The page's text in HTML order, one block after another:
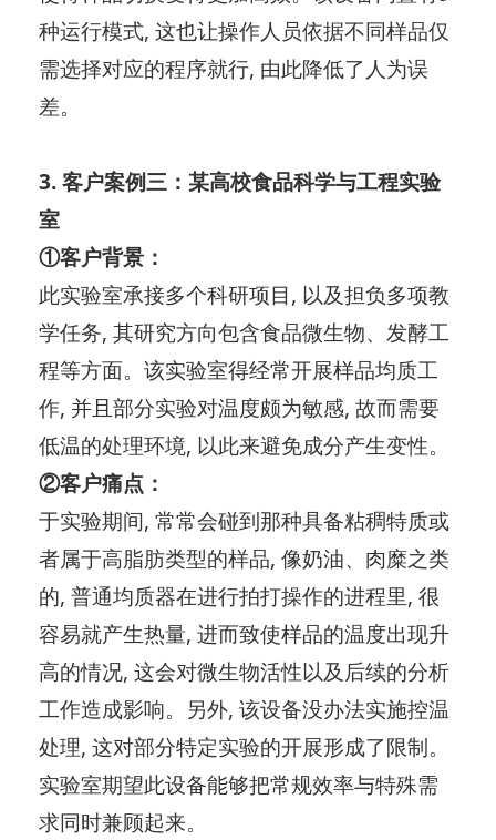
种运行模式, 这也让操作人员依据不同样品仅
需选择对应的程序就行, 由此降低了人为误
差。
3. 客户案例三：某高校食品科学与工程实验
室
①客户背景：
此实验室承接多个科研项目, 以及担负多项教
学任务, 其研究方向包含食品微生物、发酵工
程等方面。该实验室得经常开展样品均质工
作, 并且部分实验对温度颇为敏感, 故而需要
低温的处理环境, 以此来避免成分产生变性。
②客户痛点：
于实验期间, 常常会碰到那种具备粘稠特质或
者属于高脂肪类型的样品, 像奶油、肉糜之类
的, 普通均质器在进行拍打操作的进程里, 很
容易就产生热量, 进而致使样品的温度出现升
高的情况, 这会对微生物活性以及后续的分析
工作造成影响。另外, 该设备没办法实施控温
处理, 这对部分特定实验的开展形成了限制。
实验室期望此设备能够把常规效率与特殊需
求同时兼顾起来。